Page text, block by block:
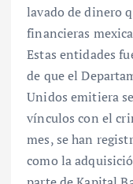
lavado de dinero
financieras
Estas entidades
de que el
Unidos emitiera
vínculos con el
mes, se han
como la